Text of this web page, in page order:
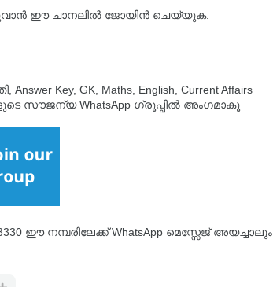
ഈ ചാനലിൽ ജോയിൻ ചെയ്യുക.
Key, GK, Maths, English, Current Affairs
സൗജന്യ WhatsApp ഗ്രൂപ്പിൽ അംഗമാകൂ
ഈ നമ്പരിലേക്ക് WhatsApp മെസ്സേജ് അയച്ചാലും